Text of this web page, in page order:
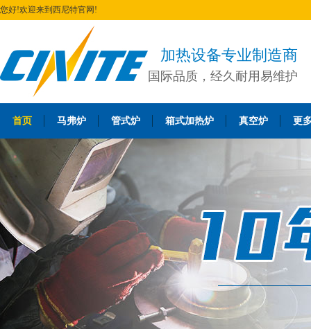
您好!欢迎来到西尼特官网!
加热设备专业制造商
国际品质，经久耐用易维护
首页 马弗炉 管式炉 箱式加热炉 真空炉 更